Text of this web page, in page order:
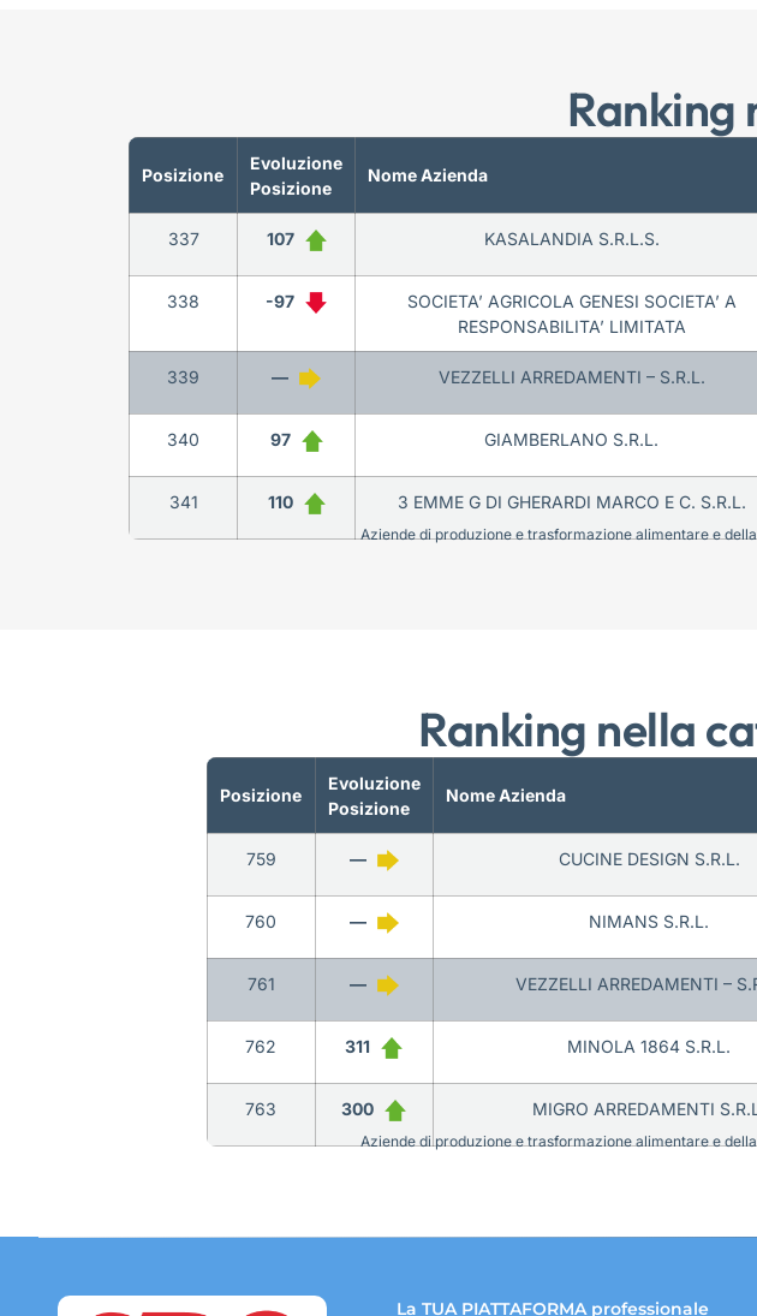
Ranking
Posizione
Evoluzione
Posizione
Nome Azienda
337 107 KASALANDIA S.R.L.S.
338 -97
SOCIETA’ AGRICOLA GENESI SOCIETA’ A
RESPONSABILITA’ LIMITATA
339 — VEZZELLI ARREDAMENTI – S.R.L.
340 97 GIAMBERLANO S.R.L.
341 110 3 EMME G DI GHERARDI MARCO E C. S.R.L.
Aziende di produzione e trasformazione alimentare e
Ranking nella
Posizione
Evoluzione
Posizione
Nome Azienda
759 — CUCINE DESIGN S.R.L.
760 — NIMANS S.R.L.
761 — VEZZELLI ARREDAMENTI –
762 311 MINOLA 1864 S.R.L.
763 300 MIGRO ARREDAMENTI
Aziende di produzione e trasformazione alimentare e
La TUA PIATTAFORMA professionale